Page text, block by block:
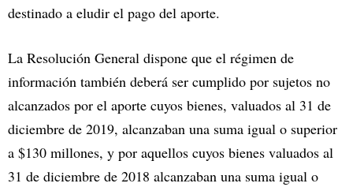
destinado a eludir el pago del aporte.
La Resolución General dispone que el régimen de
información también deberá ser cumplido por sujetos no
alcanzados por el aporte cuyos bienes, valuados al 31 de
diciembre de 2019, alcanzaban una suma igual o superior
a $130 millones, y por aquellos cuyos bienes valuados al
31 de diciembre de 2018 alcanzaban una suma igual o